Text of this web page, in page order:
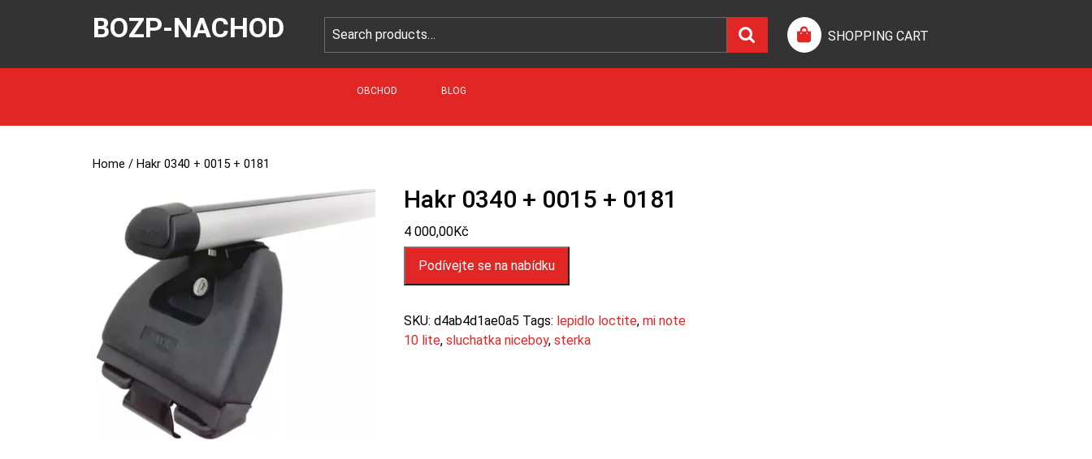
BOZP-NACHOD SHOPPING CART
OBCHOD BLOG
Home / Hakr 0340 + 0015 + 0181
Hakr 0340 + 0015 + 0181
4 000,00Kč
Podívejte se na nabídku
SKU: d4ab4d1ae0a5 Tags: lepidlo loctite, mi note
10 lite, sluchatka niceboy, sterka